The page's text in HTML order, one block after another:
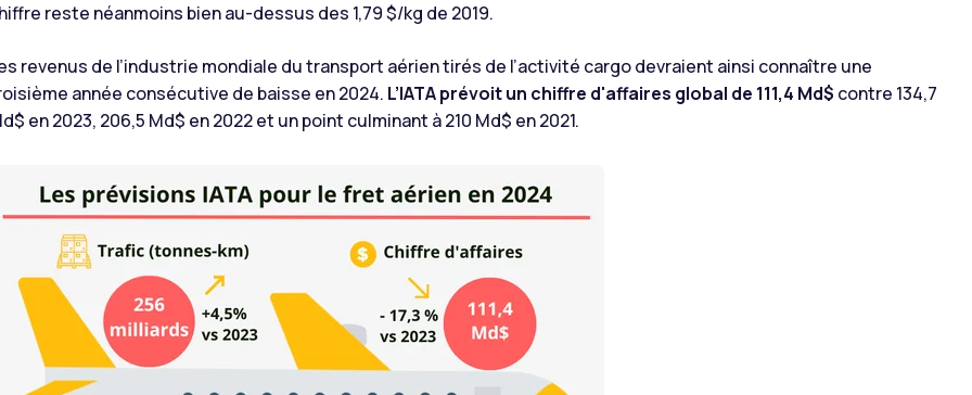
reste néanmoins bien au-dessus des 1,79 $/kg de 2019.
revenus de l’industrie mondiale du transport aérien tirés de l’activité cargo devraient ainsi connaître une
année consécutive de baisse en 2024. L’IATA prévoit un chiffre d'affaires global de 111,4 Md$ contre 134,7
en 2023, 206,5 Md$ en 2022 et un point culminant à 210 Md$ en 2021.